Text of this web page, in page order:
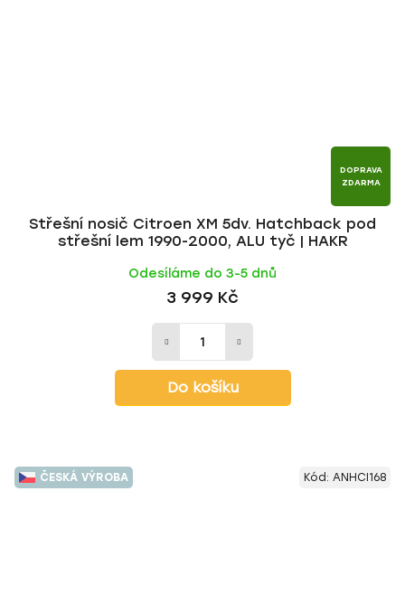
DOPRAVA
ZDARMA
Střešní nosič Citroen XM 5dv. Hatchback pod
střešní lem 1990-2000, ALU tyč | HAKR
Odesíláme do 3-5 dnů
3 999 Kč
Do košíku
ČESKÁ VÝROBA Kód: ANHCI168